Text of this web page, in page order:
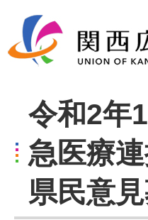
令和2年
急医療
県民意